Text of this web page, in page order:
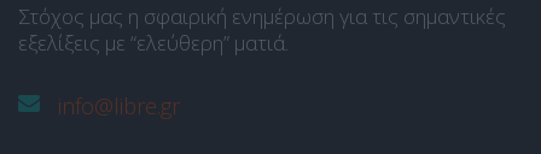
Στόχος μας η σφαιρική ενημέρωση για τις σημαντικές
εξελίξεις με “ελεύθερη” ματιά.
info@libre.gr